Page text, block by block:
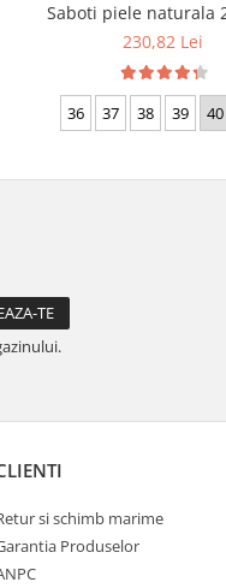
Saboti piele naturala
230,82 Lei
36 37 38 39 40
si schimb marime
Produselor